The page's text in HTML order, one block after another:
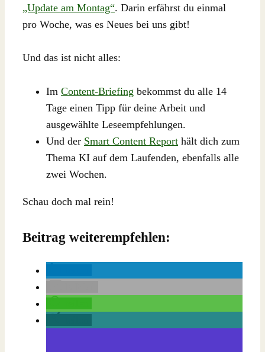
„Update am Montag“. Darin erfährst du einmal
pro Woche, was es Neues bei uns gibt!
Und das ist nicht alles:
Im Content-Briefing bekommst du alle 14
Tage einen Tipp für deine Arbeit und
ausgewählte Leseempfehlungen.
Und der Smart Content Report hält dich zum
Thema KI auf dem Laufenden, ebenfalls alle
zwei Wochen.
Schau doch mal rein!
Beitrag weiterempfehlen: